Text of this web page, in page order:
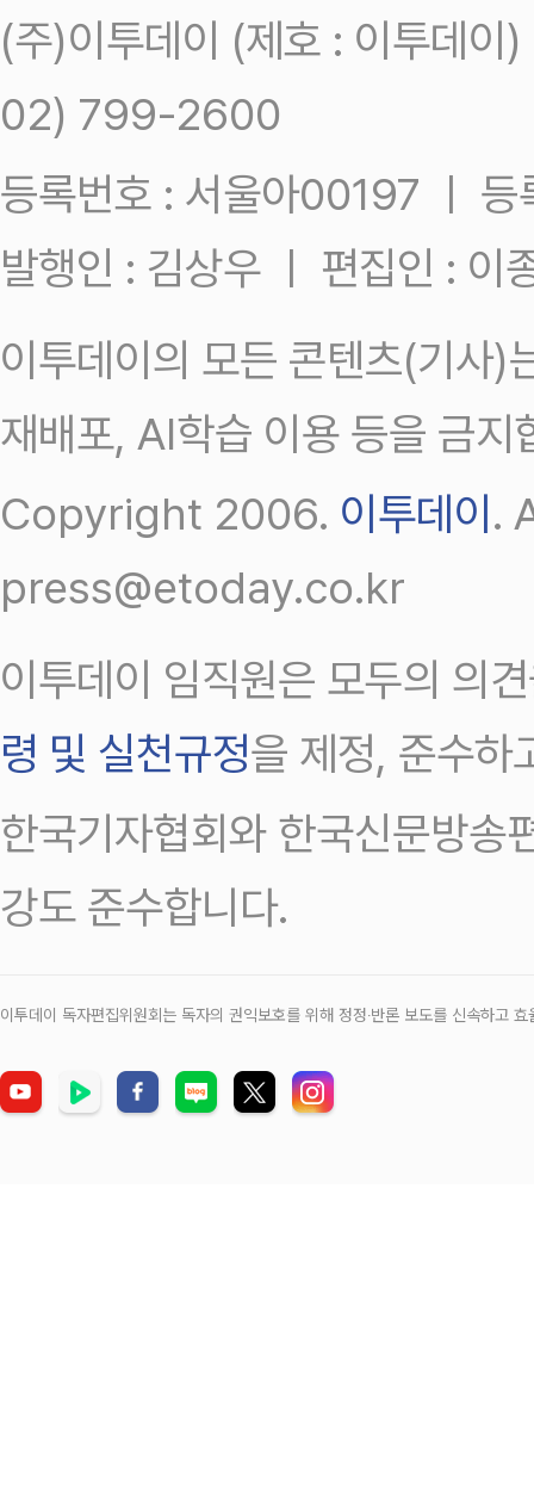
(주)이투데이 (제호 : 이투데
02) 799-2600
등록번호 : 서울아00197 ㅣ
발행인 : 김상우 ㅣ 편집인 : 이
이투데이의 모든 콘텐츠(기사)
재배포, AI학습 이용 등을 금지
Copyright 2006. 이투데이 .
press@etoday.co.kr
이투데이 임직원은 모두의 의
령 및 실천규정을 제정, 준수하
한국기자협회와 한국신문방송
강도 준수합니다.
이투데이 독자편집위원회는 독자의 권익보호를 위해 정정‧반론 보도를 신속하고